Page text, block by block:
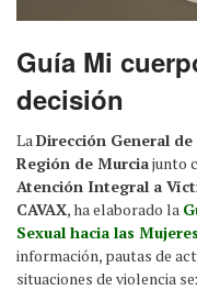
Guía Mi
decisión
LaDirección General
Región de Murciajunto
Atención Integral a
CAVAX, ha elaborado la
Sexual hacia las Mujeres
información, pautas de
situaciones de violencia